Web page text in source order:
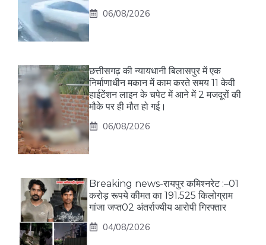
06/08/2026
छत्तीसगढ़ की न्यायधानी बिलासपुर में एक
निर्माणाधीन मकान में काम करते समय 11 केवी
हाईटेंशन लाइन के चपेट में आने में 2 मजदूरों की
मौके पर ही मौत हो गई।
06/08/2026
Breaking news-रायपुर कमिश्नरेट :–01
करोड़ रूपये कीमत का 191.525 किलोग्राम
गांजा जप्त02 अंतर्राज्यीय आरोपी गिरफ्तार
04/08/2026